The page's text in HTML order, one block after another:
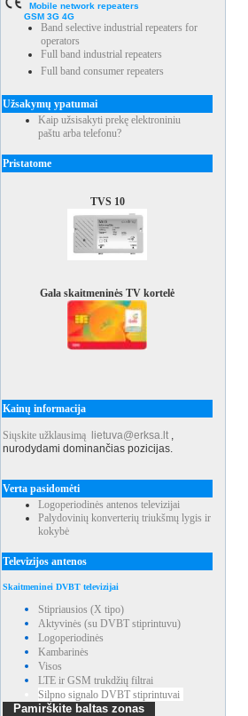
Mobile network repeaters
GSM 3G 4G
Band selective industrial repeaters for
operators
Full band industrial repeaters
Full band consumer repeaters
Užsakymų ypatumai
Kaip užsisakyti prekę elektroniniu
paštu arba telefonu?
Pristatome
TVS 10
Gala skaitmeninės TV kortelė
Kainų informacija
Siųskite užklausimą lietuva@erksa.lt ,
nurodydami dominančias pozicijas.
Verta pasidomėti
Logoperiodinės antenos televizijai
Palydovinių konverterių triukšmų lygis ir
kokybė
Televizijos antenos
Skaitmeninei DVBT televizijai
Stipriausios (X tipo)
Aktyvinės (su DVBT stiprintuvu)
Logoperiodinės
Kambarinės
Visos
LTE ir GSM trukdžių filtrai
Silpno signalo DVBT stiprintuvai
Pamirškite baltas zonas